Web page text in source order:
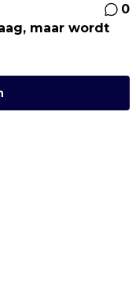
0
maar wordt